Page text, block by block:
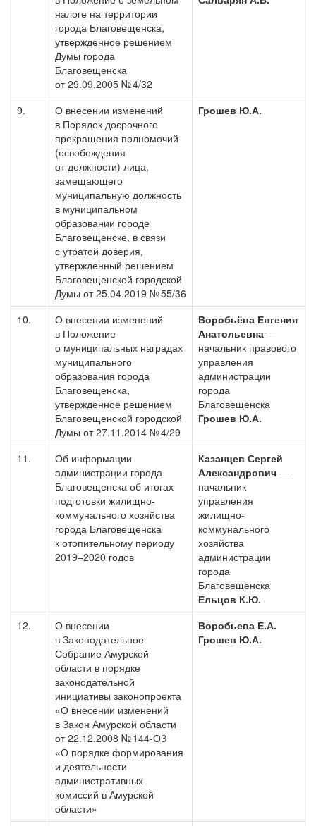
налоге на территории
города Благовещенска,
утвержденное решением
Думы города
Благовещенска
от 29.09.2005 № 4/32
9.
О внесении изменений
в Порядок досрочного
прекращения полномочий
(освобождения
от должности) лица,
замещающего
муниципальную должность
в муниципальном
образовании городе
Благовещенске, в связи
с утратой доверия,
утвержденный решением
Благовещенской городской
Думы от 25.04.2019 № 55/36
Грошев Ю.А.
10.
О внесении изменений
в Положение
о муниципальных наградах
муниципального
образования города
Благовещенска,
утвержденное решением
Благовещенской городской
Думы от 27.11.2014 № 4/29
Воробьёва Евгения
Анатольевна —
начальник правового
управления
администрации
города
Благовещенска
Грошев Ю.А.
11.
Об информации
администрации города
Благовещенска об итогах
подготовки жилищно-
коммунального хозяйства
города Благовещенска
к отопительному периоду
2019–2020 годов
Казанцев Сергей
Александрович —
начальник
управления
жилищно-
коммунального
хозяйства
администрации
города
Благовещенска
Ельцов К.Ю.
12.
О внесении
в Законодательное
Собрание Амурской
области в порядке
законодательной
инициативы законопроекта
«О внесении изменений
в Закон Амурской области
от 22.12.2008 № 144-ОЗ
«О порядке формирования
и деятельности
административных
комиссий в Амурской
области»
Воробьева Е.А.
Грошев Ю.А.